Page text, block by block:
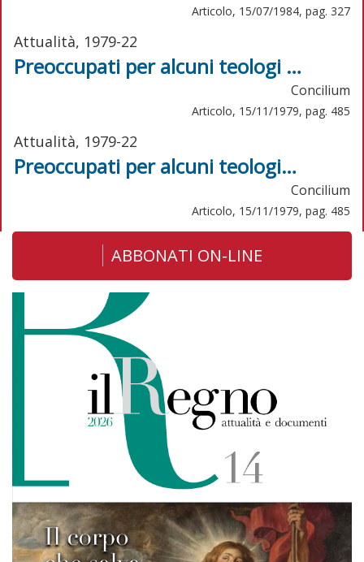
Articolo, 15/07/1984, pag. 327
Attualità, 1979-22
Preoccupati per alcuni teologi …
Concilium
Articolo, 15/11/1979, pag. 485
Attualità, 1979-22
Preoccupati per alcuni teologi…
Concilium
Articolo, 15/11/1979, pag. 485
ABBONATI ON-LINE